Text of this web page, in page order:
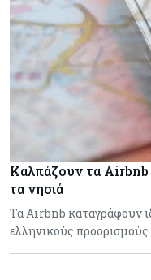
Καλπάζουν τα
τα νησιά
Τα Airbnb καταγράφουν
ελληνικούς προορισμούς